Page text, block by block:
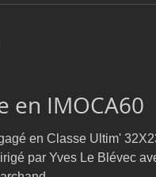
en IMOCA60
en Classe Ultim'
par Yves Le Blévec